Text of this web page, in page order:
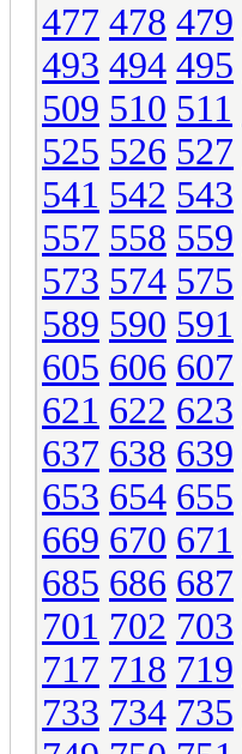
477 478 479
493 494 495
509 510 511
525 526 527
541 542 543
557 558 559
573 574 575
589 590 591
605 606 607
621 622 623
637 638 639
653 654 655
669 670 671
685 686 687
701 702 703
717 718 719
733 734 735